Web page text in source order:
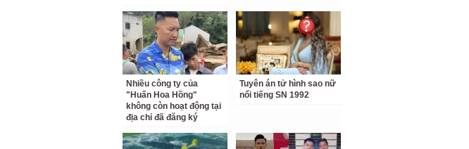
Nhiều công ty của
"Huấn Hoa Hồng"
không còn hoạt động tại
địa chỉ đã đăng ký
Tuyên án tử hình sao nữ
nổi tiếng SN 1992